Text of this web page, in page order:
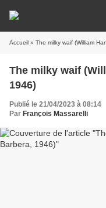
Accueil » The milky waif (William
The milky waif
1946)
Publié le 21/04/2023 à 08:14
Par François Massarelli